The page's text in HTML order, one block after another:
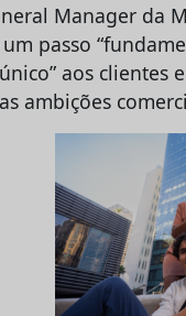
Manager da
passo
aos
ambições